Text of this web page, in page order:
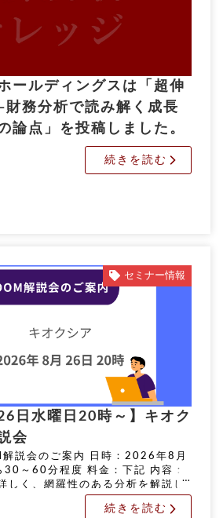
ールディングスは「超伸
務分析で読み解く成長
論点」を投稿しました。
続きを読む
セミナー情報
日水曜日20時～】キオク
会
説会のご案内 日時：2026年8月
～60分程度 料金：下記 内容：
しく、網羅性のある分析を解説し
8月24日(月) 正午 実施方法：オン
続きを読む